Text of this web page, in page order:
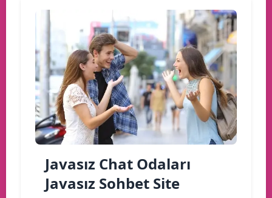
Javasız Chat Odaları
Javasız Sohbet Site